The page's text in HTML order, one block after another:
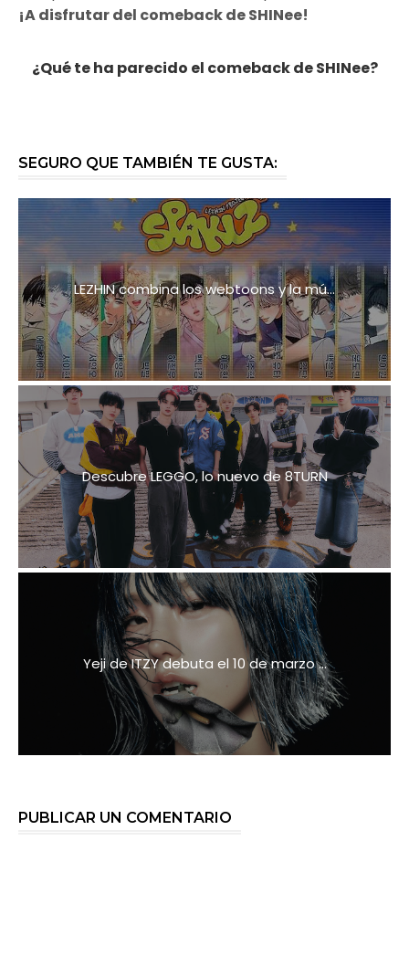
¡A disfrutar del comeback de SHINee!
¿Qué te ha parecido el comeback de SHINee?
SEGURO QUE TAMBIÉN TE GUSTA:
LEZHIN combina los webtoons y la mú...
Descubre LEGGO, lo nuevo de 8TURN
Yeji de ITZY debuta el 10 de marzo ...
PUBLICAR UN COMENTARIO